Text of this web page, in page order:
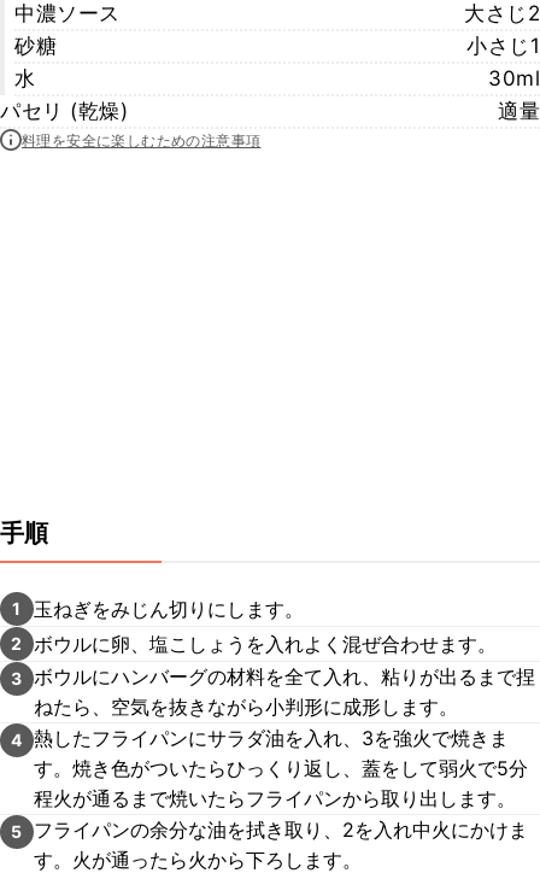
中濃ソース
大さじ2
砂糖
小さじ1
水
30ml
パセリ (乾燥)
適量
料理を安全に楽しむための注意事項
手順
1 玉ねぎをみじん切りにします。
2 ボウルに卵、塩こしょうを入れよく混ぜ合わせます。
3 ボウルにハンバーグの材料を全て入れ、粘りが出るまで捏
ねたら、空気を抜きながら小判形に成形します。
4 熱したフライパンにサラダ油を入れ、3を強火で焼きま
す。焼き色がついたらひっくり返し、蓋をして弱火で5分
程火が通るまで焼いたらフライパンから取り出します。
5
フライパンの余分な油を拭き取り、2を入れ中火にかけま
す。火が通ったら火から下ろします。